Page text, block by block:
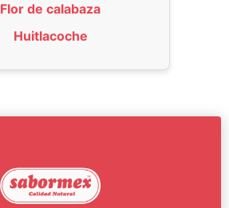
Flor de calabaza
Huitlacoche